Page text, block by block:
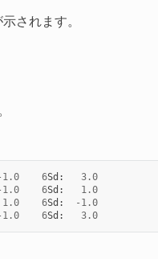
されます。
1.0 6Sd :
3.0
1.0 6Sd :
1.0
1.0 6Sd : - 1.0
1.0 6Sd : 3.0